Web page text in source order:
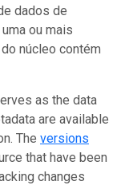
dados de
ou mais
núcleo contém
as the data
are available
The versions
that have been
changes